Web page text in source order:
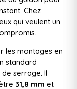
Chez
qui veulent un
les montages en
standard
serrage. Il
31,8 mm et